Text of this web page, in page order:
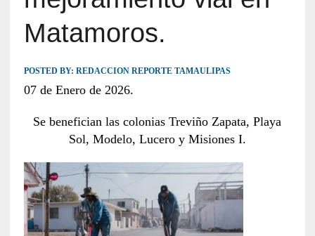
Matamoros.
POSTED BY: REDACCION REPORTE TAMAULIPAS
07 de Enero de 2026.
Se benefician las colonias Treviño Zapata, Playa
Sol, Modelo, Lucero y Misiones I.